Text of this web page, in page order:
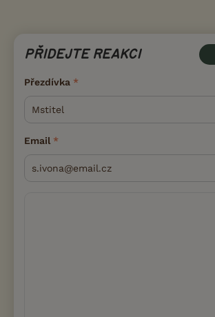
PŘIDEJTE REAKCI
Přezdívka
Email